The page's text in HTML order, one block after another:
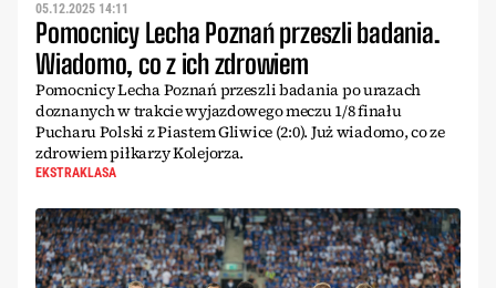
05.12.2025 14:11
Pomocnicy Lecha Poznań przeszli badania.
Wiadomo, co z ich zdrowiem
Pomocnicy Lecha Poznań przeszli badania po urazach
doznanych w trakcie wyjazdowego meczu 1/8 finału
Pucharu Polski z Piastem Gliwice (2:0). Już wiadomo, co ze
zdrowiem piłkarzy Kolejorza.
EKSTRAKLASA